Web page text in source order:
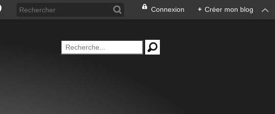
Connexion + Créer mon blog